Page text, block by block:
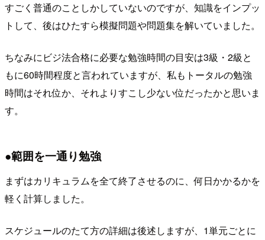
すごく普通のことしかしていないのですが、知識をインプッ
トして、後はひたすら模擬問題や問題集を解いていました。
ちなみにビジ法合格に必要な勉強時間の目安は3級・2級と
もに60時間程度と言われていますが、私もトータルの勉強
時間はそれ位か、それよりすこし少ない位だったかと思いま
す。
●範囲を一通り勉強
まずはカリキュラムを全て終了させるのに、何日かかるかを
軽く計算しました。
スケジュールのたて方の詳細は後述しますが、1単元ごとに